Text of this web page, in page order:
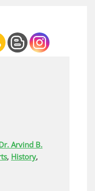
Arvind B.
, History,